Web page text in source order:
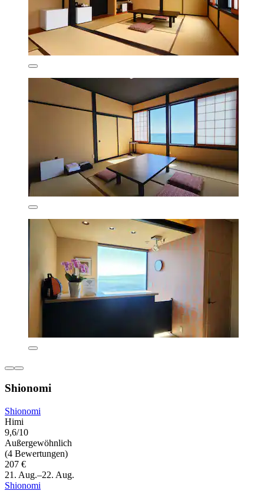
Shionomi
Shionomi
Himi
9,6/10
Außergewöhnlich
(4 Bewertungen)
207 €
21. Aug.–22. Aug.
Shionomi